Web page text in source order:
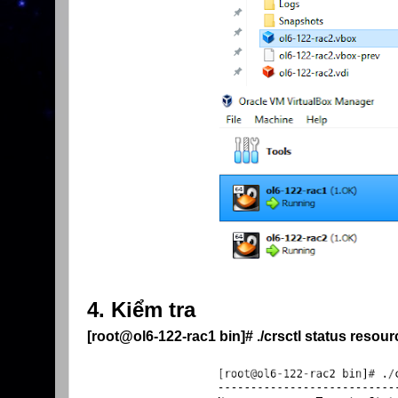
4. Kiểm tra
[root@ol6-122-rac1 bin]# ./crsctl status